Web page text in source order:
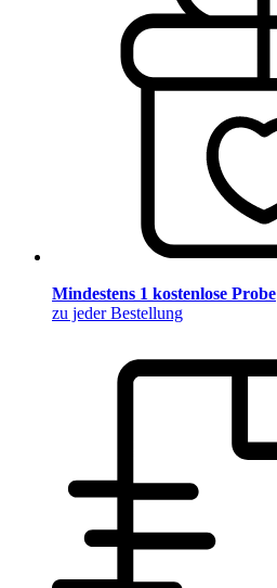
Mindestens 1 kostenlose Probe
zu jeder Bestellung